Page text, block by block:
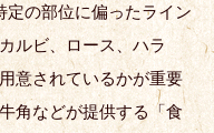
定の部位に偏ったライン
ルビ、ロース、ハラ
意されているかが重要
角などが提供する「食